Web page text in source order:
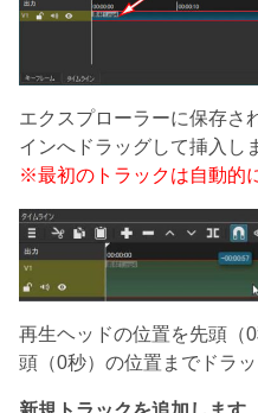
エクスプローラーに保存さ
インへドラッグして挿入し
※最初のトラックは自動的
再生ヘッドの位置を先頭（
頭（0秒）の位置までドラッ